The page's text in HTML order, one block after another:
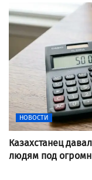
НОВОСТИ
Казахстанец
людям под